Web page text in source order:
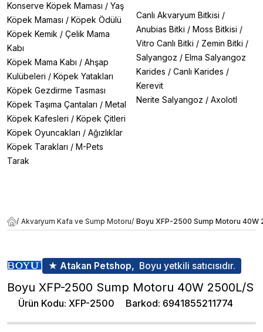
Konserve Köpek Maması / Yaş
Köpek Maması / Köpek Ödülü
Köpek Kemik / Çelik Mama
Kabı
Köpek Mama Kabı / Ahşap
Kulübeleri / Köpek Yatakları
Köpek Gezdirme Tasması
Köpek Taşıma Çantaları / Metal
Köpek Kafesleri / Köpek Çitleri
Köpek Oyuncakları / Ağızlıklar
Köpek Tarakları / M-Pets
Tarak
Canlı Akvaryum Bitkisi /
Anubias Bitki / Moss Bitkisi /
Vitro Canlı Bitki / Zemin Bitki /
Salyangoz / Elma Salyangoz
Karides / Canlı Karides /
Kerevit
Nerite Salyangoz / Axolotl
/ Akvaryum Kafa ve Sump Motoru/ Boyu XFP-2500 Sump Motoru 40W
★ Atakan Petshop, Boyu yetkili satıcısıdır.
Boyu XFP-2500 Sump Motoru 40W 2500L/S
Ürün Kodu: XFP-2500 Barkod: 6941855211774